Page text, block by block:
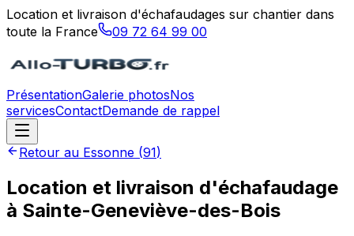
Location et livraison d'échafaudages sur chantier dans
toute la France
09 72 64 99 00
PrésentationGalerie photosNos
servicesContactDemande de rappel
Retour au Essonne (91)
Location et livraison d'échafaudage
à Sainte-Geneviève-des-Bois